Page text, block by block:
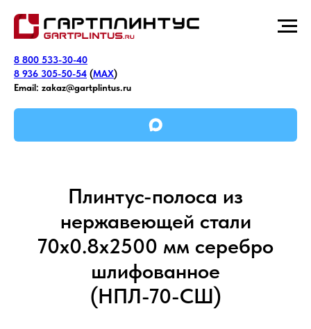
8 800 533-30-40
8 936 305-50-54 (MAX)
Email: zakaz@gartplintus.ru
Плинтус-полоса из
нержавеющей стали
70х0.8х2500 мм серебро
шлифованное
(НПЛ-70-СШ)